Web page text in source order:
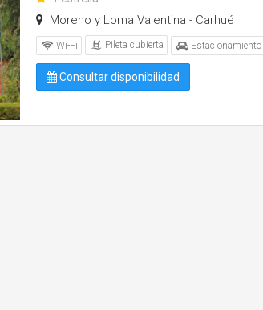
Moreno y Loma Valentina - Carhué
Wi-Fi Pileta cubierta Estacionamiento
Consultar disponibilidad